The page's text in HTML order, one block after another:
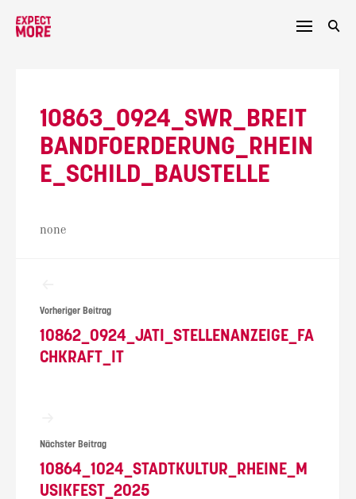
10863_0924_SWR_BREIT
BANDFOERDERUNG_RHEIN
E_SCHILD_BAUSTELLE
none
Vorheriger Beitrag
10862_0924_JATI_STELLENANZEIGE_FA
CHKRAFT_IT
Nächster Beitrag
10864_1024_STADTKULTUR_RHEINE_M
USIKFEST_2025